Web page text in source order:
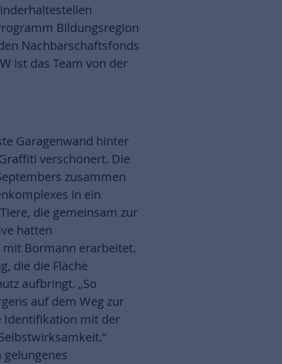
Bildungsregion
Nachbarschaftsfonds
ist das Team von der
Garagenwand hinter
verschönert. Die
zusammen
in ein
die gemeinsam zur
hatten
Bormann erarbeitet.
die die Fläche
aufbringt. „So
auf dem Weg zur
Identifikation mit der